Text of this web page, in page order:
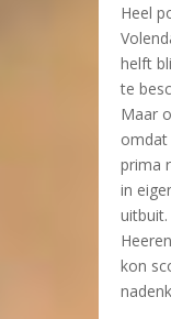
Heel
helft
te
Maar
omdat
prima
in
kon